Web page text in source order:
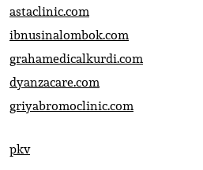
astaclinic.com
ibnusinalombok.com
grahamedicalkurdi.com
dyanzacare.com
griyabromoclinic.com
pkv